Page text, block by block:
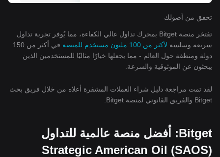
تحقق من أصولك
تفتخر منصة Bitget بمحرك تداول عالي الكفاءة، مما يُوفر تجربة تداول
سريعة وسلسة لأكثر من 100 مليون مستخدم للمنصة
في أكثر من 150
دولة ومنطقة حول العالم - مما يجعلها خيارًا مثاليًا للمستخدمين الذين
يبحثون عن الموثوقية والسرعة.
لقد تمت مراجعة دليل شراء العملات المشفرة أعلاه من خلال فريق بحث
Bitget والفريق القانوني لمنصة Bitget.
Bitget: أفضل منصة عالمية للتداول
(SAOS) Strategic American Oil